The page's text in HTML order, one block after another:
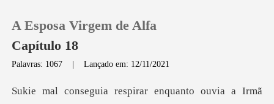
0
A Esposa Virgem de Alfa
Capítulo 18
Palavras: 1067 |Lançado em: 12/11/2021
respirar enquanto ou